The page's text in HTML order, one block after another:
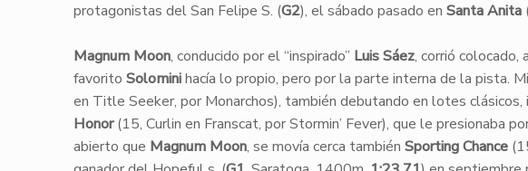
protagonistas del San Felipe S. (G2), el sábado pasado en Santa Anita
Magnum Moon, conducido por el “inspirado” Luis Sáez, corrió colocado,
favorito Solominihacía lo propio, pero por la parte interna de la pista.
en Title Seeker, por Monarchos), también debutando en lotes clásicos,
Honor(15, Curlin en Franscat, por Stormin’ Fever), que le presionaba
abierto que Magnum Moon, se movía cerca también Sporting Chance